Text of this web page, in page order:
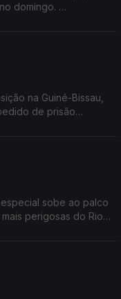
domingo.
na Guiné-Bissau,
de prisão
sobe ao palco
perigosas do Rio